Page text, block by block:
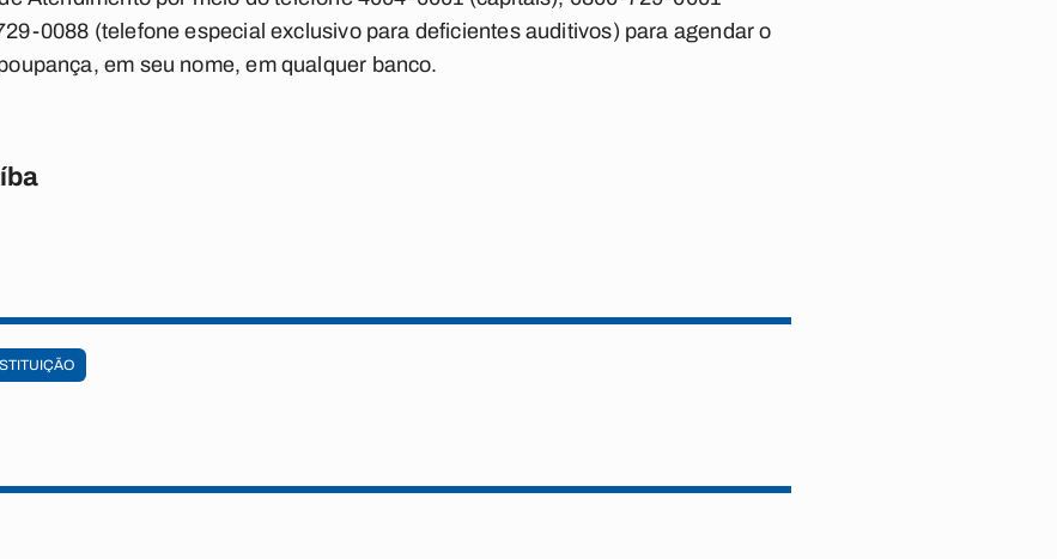
0088 (telefone especial exclusivo para deficientes auditivos) para agendar o
em seu nome, em qualquer banco.